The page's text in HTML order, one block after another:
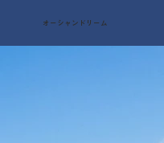
オーシャンドリーム